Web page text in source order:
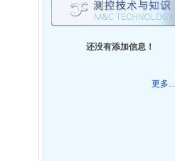
还没有添加信息！
更多...